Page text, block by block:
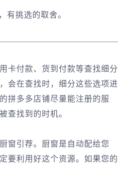
有挑选的取舍。
卡付款、货到付款等查找细分
会在查找时，细分这些选项进
拼多多店铺尽量能注册的服
查找到的时机。
窗引荐。厨窗是自动配给您
要利用好这个资源。如果您的